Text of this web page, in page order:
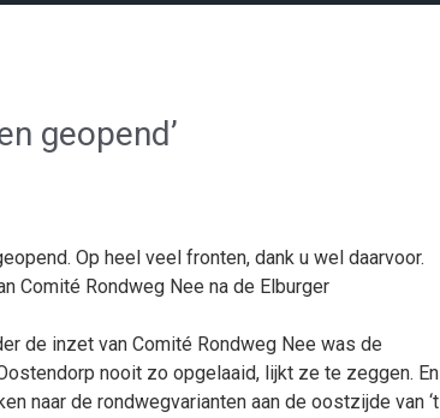
geopend’
Op heel veel fronten, dank u wel daarvoor.
Comité Rondweg Nee na de Elburger
de inzet van Comité Rondweg Nee was de
nooit zo opgelaaid, lijkt ze te zeggen. En
naar de rondwegvarianten aan de oostzijde van ‘t